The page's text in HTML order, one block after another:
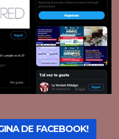
DE FACEBOOK!